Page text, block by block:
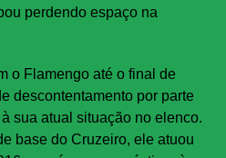
perdendo espaço na
o Flamengo até o final de
descontentamento por parte
sua atual situação no elenco.
base do Cruzeiro, ele atuou